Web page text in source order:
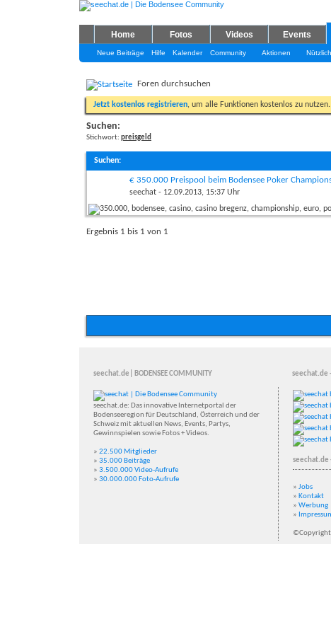
Home Fotos Videos Events
Neue Beiträge Hilfe Kalender Community Aktionen
Foren durchsuchen
Jetzt kostenlos registrieren, um alle Funktionen kostenlos zu
Suchen:
Stichwort: preisgeld
Suchen:
€ 350.000 Preispool beim Bodensee Poker
seechat - 12.09.2013, 15:37 Uhr
Ergebnis 1 bis 1 von 1
seechat.de| BODENSEE COMMUNITY seechat.de
seechat.de: Das innovative Internetportal der
Bodenseeregion für Deutschland, Österreich und der
Schweiz mit aktuellen News, Events, Partys,
Gewinnspielen sowie Fotos + Videos.
» 22.500 Mitglieder
» 35.000 Beiträge
» 3.500.000 Video-Aufrufe
» 30.000.000 Foto-Aufrufe
seechat.de -
» Jobs
» Kontakt
» Werbung
»